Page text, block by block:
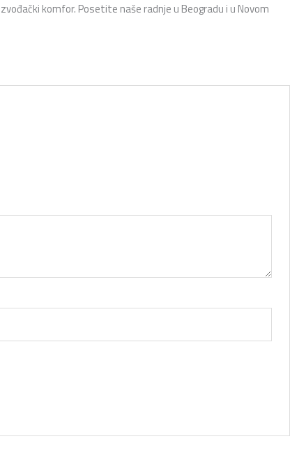
komfor. Posetite naše radnje u Beogradu i u Novom